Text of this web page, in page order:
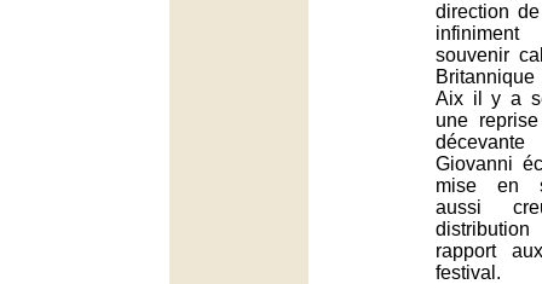
direction
infiniment
souvenir
Aix il y a
une
Giovanni
mise en
aussi
rapport
festival.